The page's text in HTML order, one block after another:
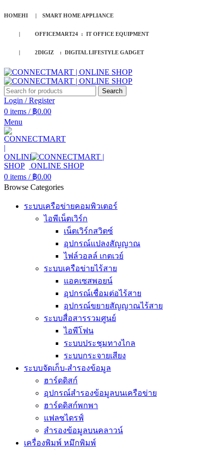
HOMEHI | SMART HOME APPLIANCE
| OFFICEMART24 : IT OFFICE EQUIPMENT
| 2DIGIZ : DIGITAL LIFESTYLE GADGET
Search
Login / Register
0 items / ฿0.00
Menu
0 items / ฿0.00
Browse Categories
ระบบเครือข่ายคอมพิวเตอร์
ไอพีเน็ตเวิร์ก
เน็ตเวิร์กสวิตซ์
อุปกรณ์แปลงสัญญาณ
ไฟล์วอลล์ เกตเวย์
ระบบเครือข่ายไร้สาย
แอคเซสพอยน์
อุปกรณ์เชื่อมต่อไร้สาย
อุปกรณ์ขยายสัญญาณไร้สาย
ระบบสื่อสารรวมศูนย์
ไอพีโฟน
ระบบประชุมทางไกล
ระบบกระจายเสียง
ระบบจัดเก็บ-สำรองข้อมูล
ฮาร์ดดิสก์
อุปกรณ์สำรองข้อมูลบนเครือข่าย
ฮาร์ดดิสก์พกพา
แฟลซไดรฟ์
สำรองข้อมูลบนคลาวน์
เครื่องพิมพ์ หมึกพิมพ์